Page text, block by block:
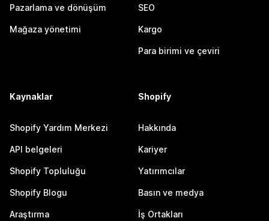
Pazarlama ve dönüşüm
Mağaza yönetimi
SEO
Kargo
Para birimi ve çeviri
Kaynaklar
Shopify Yardım Merkezi
API belgeleri
Shopify Topluluğu
Shopify Blogu
Araştırma
Shopify
Hakkında
Kariyer
Yatırımcılar
Basın ve medya
İş Ortakları